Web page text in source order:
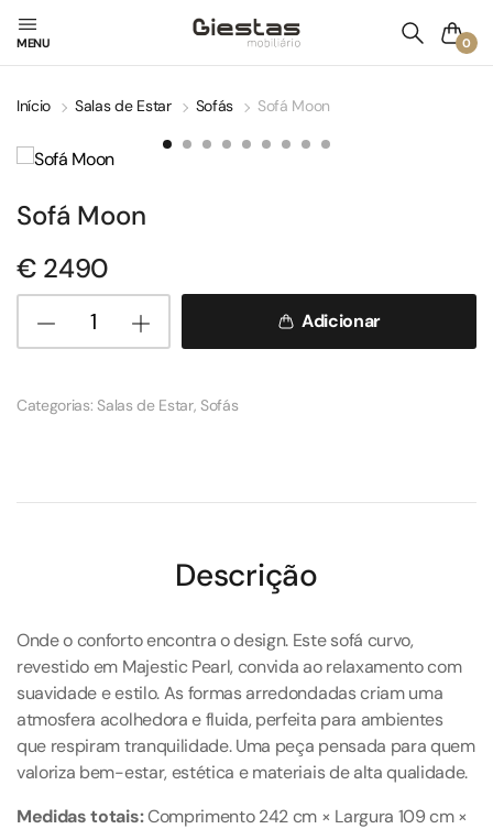
MENU 0
Início Salas de Estar Sofás Sofá Moon
Sofá Moon
€ 2490
Adicionar
Categorias:Salas de Estar,Sofás
Descrição
Onde o conforto encontra o design. Este sofá curvo,
revestido em Majestic Pearl, convida ao relaxamento com
suavidade e estilo. As formas arredondadas criam uma
atmosfera acolhedora e fluida, perfeita para ambientes
que respiram tranquilidade. Uma peça pensada para quem
valoriza bem-estar, estética e materiais de alta qualidade.
Medidas totais:Comprimento 242 cm × Largura 109 cm ×